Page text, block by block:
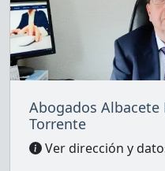
Abogados Albacete
Torrente
Ver dirección y